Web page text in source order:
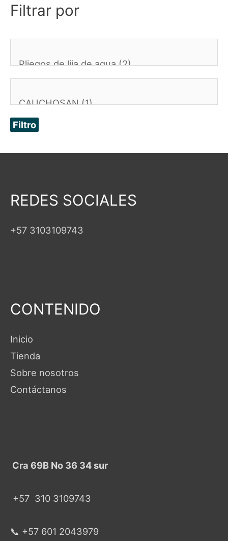
Filtrar por
Filtro
REDES SOCIALES
+57 3103109743
CONTENIDO
Inicio
Tienda
Sobre nosotros
Contáctanos
Cra 69B No 36 34 sur
+57 310 3109743
📞 +57 601 2043979